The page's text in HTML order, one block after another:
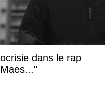
dans le rap